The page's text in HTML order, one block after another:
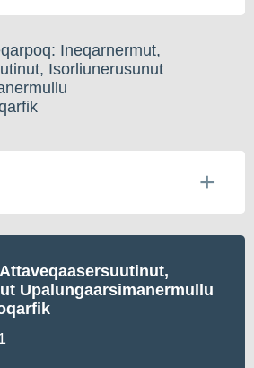
Ineqarnermut,
Isorliunerusunut
ttaveqaasersuutinut,
Upalungaarsimanermullu